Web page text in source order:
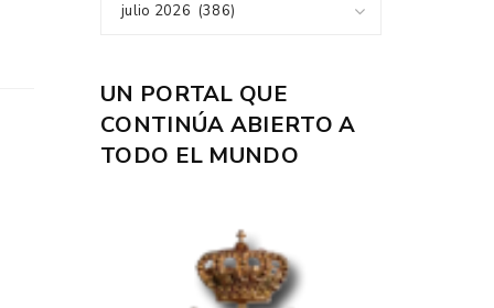
julio 2026 (386)
UN PORTAL QUE
CONTINÚA ABIERTO A
TODO EL MUNDO